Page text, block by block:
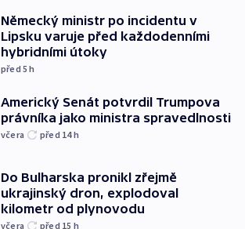
Německý ministr po incidentu v
Lipsku varuje před každodenními
hybridními útoky
před 5h
Americký Senát potvrdil Trumpova
právníka jako ministra spravedlnosti
včera před 14h
Do Bulharska pronikl zřejmě
ukrajinský dron, explodoval
kilometr od plynovodu
včera před 15 h